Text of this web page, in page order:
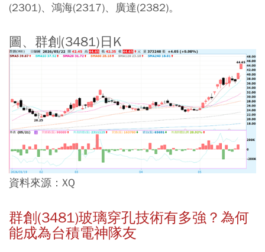
(2301)、鴻海(2317)、廣達(2382)。
圖、群創(3481)日K
資料來源：XQ
群創(3481)玻璃穿孔技術有多強？為何
能成為台積電神隊友